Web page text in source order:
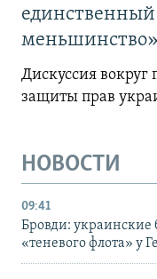
меньшинство»
Дискуссия вокруг
защиты прав
НОВОСТИ
09:41
Бровди: украинские
«теневого флота» у